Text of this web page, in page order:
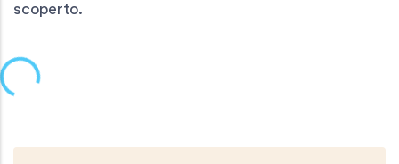
scoperto.